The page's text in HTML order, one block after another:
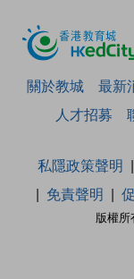
關於教城 最新
人才招募
版權
私隱政策聲明
免責聲明